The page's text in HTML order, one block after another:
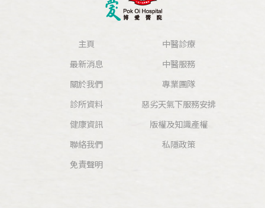
主頁
最新消息
關於我們
中醫診療
中醫服務
專業團隊
診所資料
健康資訊
聯絡我們
惡劣天氣下服務安排
版權及知識產權
私隱政策
免責聲明